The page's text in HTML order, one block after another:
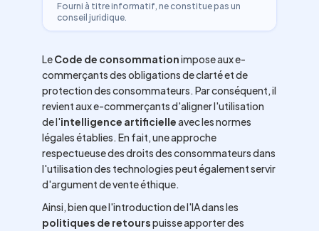
Fourni à titre informatif, ne constitue pas un
conseil juridique.
LeCode de consommationimpose aux e-
commerçants des obligations de clarté et de
protection des consommateurs. Par conséquent, il
revient aux e-commerçants d'aligner l'utilisation
de l'intelligence artificielleavec les normes
légales établies. En fait, une approche
respectueuse des droits des consommateurs dans
l'utilisation des technologies peut également servir
d'argument de vente éthique.
Ainsi, bien que l'introduction de l'IA dans les
politiques de retourspuisse apporter des